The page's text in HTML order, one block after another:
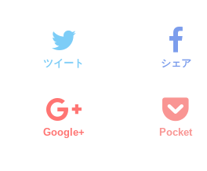
ツイート シェア
Google+ Pocket